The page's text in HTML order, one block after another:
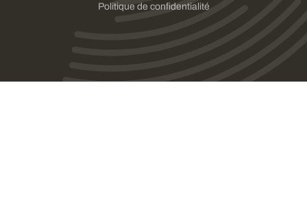
Politique de confidentialité